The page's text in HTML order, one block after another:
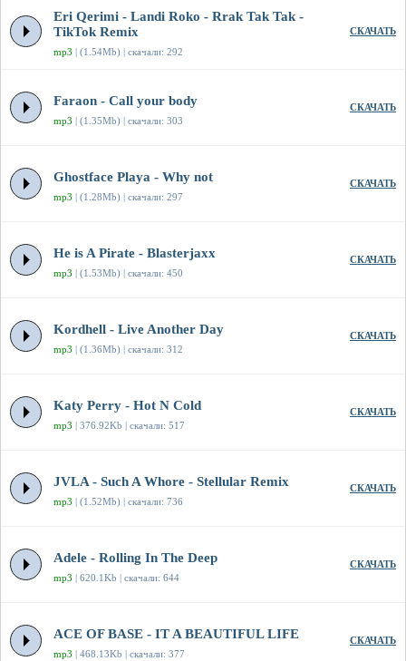
Eri Qerimi - Landi Roko - Rrak Tak Tak -
TikTok Remix
mp3 | (1.54Mb) | скачали: 292
СКАЧАТЬ
Faraon - Call your body
mp3 | (1.35Mb) | скачали: 303
СКАЧАТЬ
Ghostface Playa - Why not
mp3 | (1.28Mb) | скачали: 297
СКАЧАТЬ
He is A Pirate - Blasterjaxx
mp3 | (1.53Mb) | скачали: 450
СКАЧАТЬ
Kordhell - Live Another Day
mp3 | (1.36Mb) | скачали: 312
СКАЧАТЬ
Katy Perry - Hot N Cold
mp3 | 376.92Kb | скачали: 517
СКАЧАТЬ
JVLA - Such A Whore - Stellular Remix
mp3 | (1.52Mb) | скачали: 736
СКАЧАТЬ
Adele - Rolling In The Deep
mp3 | 620.1Kb | скачали: 644
СКАЧАТЬ
ACE OF BASE - IT A BEAUTIFUL LIFE
mp3 | 468.13Kb | скачали: 377
СКАЧАТЬ